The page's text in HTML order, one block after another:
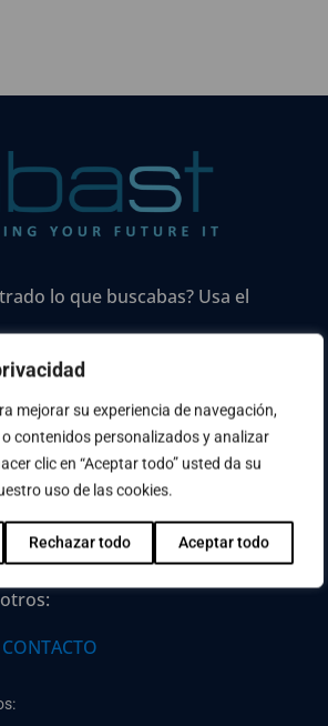
mejorar su experiencia de navegación,
contenidos personalizados y analizar
clic en “Aceptar todo” usted da su
uso de las cookies.
Rechazar todo Aceptar todo
lo que buscabas? Usa el